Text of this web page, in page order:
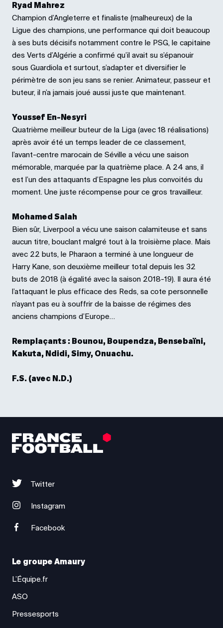
Ryad Mahrez
Champion d’Angleterre et finaliste (malheureux) de la
Ligue des champions, une performance qui doit beaucoup
à ses buts décisifs notamment contre le PSG, le capitaine
des Verts d’Algérie a confirmé qu’il avait su s’épanouir
sous Guardiola et surtout, s’adapter et diversifier le
périmètre de son jeu sans se renier. Animateur, passeur et
buteur, il n’a jamais joué aussi juste que maintenant.
Youssef En-Nesyri
Quatrième meilleur buteur de la Liga (avec 18 réalisations)
après avoir été un temps leader de ce classement,
l’avant-centre marocain de Séville a vécu une saison
mémorable, marquée par la quatrième place. A 24 ans, il
est l’un des attaquants d’Espagne les plus convoités du
moment. Une juste récompense pour ce gros travailleur.
Mohamed Salah
Bien sûr, Liverpool a vécu une saison calamiteuse et sans
aucun titre, bouclant malgré tout à la troisième place. Mais
avec 22 buts, le Pharaon a terminé à une longueur de
Harry Kane, son deuxième meilleur total depuis les 32
buts de 2018 (à égalité avec la saison 2018-19). Il aura été
l’attaquant le plus efficace des Reds, sa cote personnelle
n’ayant pas eu à souffrir de la baisse de régimes des
anciens champions d’Europe…
Remplaçants : Bounou, Boupendza, Bensebaïni,
Kakuta, Ndidi, Simy, Onuachu.
F.S. (avec N.D.)
Twitter
Instagram
Facebook
Le groupe Amaury
L’Équipe.fr
ASO
Pressesports